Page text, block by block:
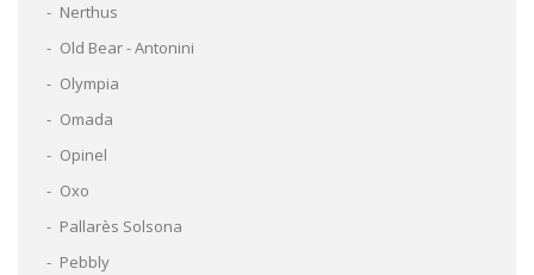
Nerthus
Old Bear - Antonini
Olympia
Omada
Opinel
Oxo
Pallarès Solsona
Pebbly